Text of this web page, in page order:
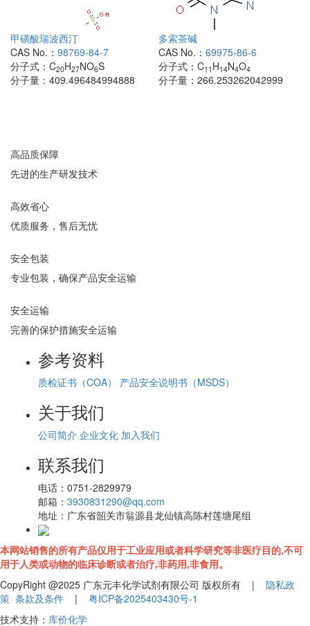
甲磺酸瑞波西汀
CAS No.： 98769-84-7
分子式： C20H27NO6S
分子量： 409.496484994888
多索茶碱
CAS No.： 69975-86-6
分子式： C11 H14N4O4
分子量： 266.253262042999
高品质保障
先进的生产研发技术
高效省心
优质服务，售后无忧
安全包装
专业包装，确保产品安全运输
安全运输
完善的保护措施安全运输
参考资料
质检证书（COA） 产品安全说明书（MSDS）
关于我们
公司简介 企业文化 加入我们
联系我们
电话： 0751-2829979
邮箱： 3930831290@qq.com
地址： 广东省韶关市翁源县龙仙镇高陈村莲塘尾组
本网站销售的所有产品仅用于工业应用或者科学研究等非医疗目的,不可
用于人类或动物的临床诊断或者治疗,非药用,非食用。
CopyRight @2025 广东元丰化学试剂有限公司 版权所有 | 隐私政
策 条款及条件 | 粤ICP备2025403430号-1
技术支持： 库价化学